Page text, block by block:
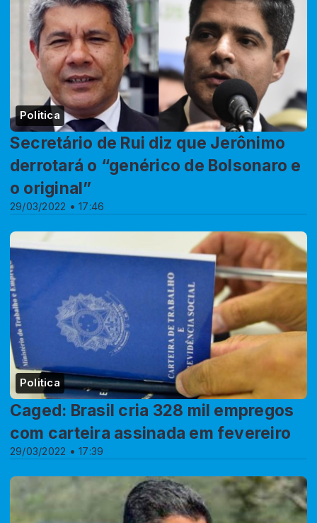
Politica
29/03/2022 • 17:46
Secretário de Rui diz que Jerônimo
derrotará o “genérico de Bolsonaro e
o original”
Politica
29/03/2022 • 17:39
Caged: Brasil cria 328 mil empregos
com carteira assinada em fevereiro